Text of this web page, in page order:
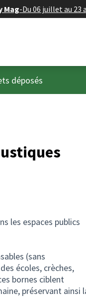
Mag-Du 06 juillet au 23
déposés
les espaces publics
(sans
écoles, crèches,
bornes ciblent
préservant ainsi